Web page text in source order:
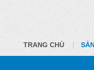
TRANG CHỦ